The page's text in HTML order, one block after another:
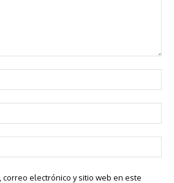
correo electrónico y sitio web en este